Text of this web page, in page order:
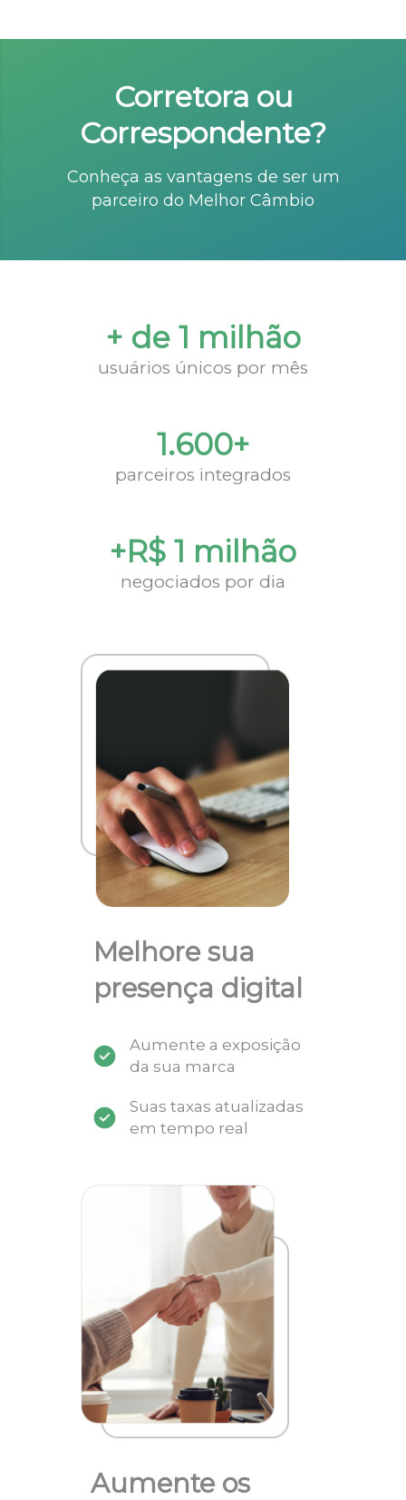
Corretora ou
Correspondente?
Conheça as vantagens de ser um
parceiro do Melhor Câmbio
+ de 1 milhão
usuários únicos por mês
1.600+
parceiros integrados
+R$ 1 milhão
negociados por dia
Melhore sua
presença digital
Aumente a exposição
da sua marca
Suas taxas atualizadas
em tempo real
Aumente os